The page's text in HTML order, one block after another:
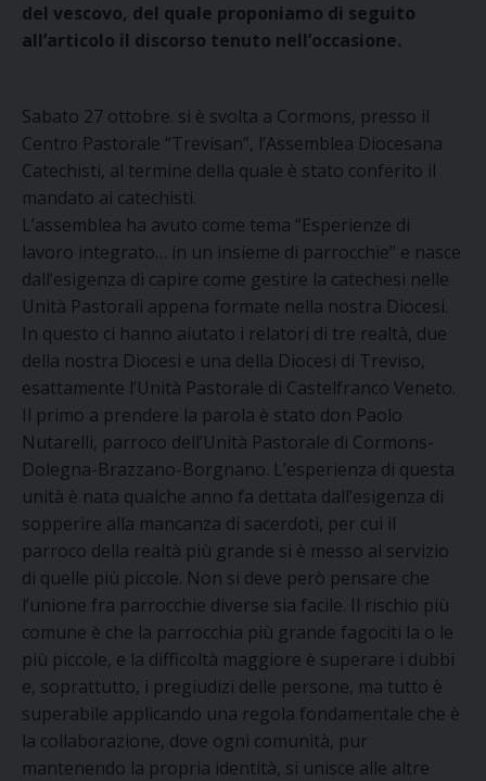
del vescovo, del quale proponiamo di seguito
all’articolo il discorso tenuto nell’occasione.
Sabato 27 ottobre. si è svolta a Cormons, presso il
Centro Pastorale “Trevisan”, l’Assemblea Diocesana
Catechisti, al termine della quale è stato conferito il
mandato ai catechisti.
L’assemblea ha avuto come tema “Esperienze di
lavoro integrato… in un insieme di parrocchie” e nasce
dall’esigenza di capire come gestire la catechesi nelle
Unità Pastorali appena formate nella nostra Diocesi.
In questo ci hanno aiutato i relatori di tre realtà, due
della nostra Diocesi e una della Diocesi di Treviso,
esattamente l’Unità Pastorale di Castelfranco Veneto.
Il primo a prendere la parola è stato don Paolo
Nutarelli, parroco dell’Unità Pastorale di Cormons-
Dolegna-Brazzano-Borgnano. L’esperienza di questa
unità è nata qualche anno fa dettata dall’esigenza di
sopperire alla mancanza di sacerdoti, per cui il
parroco della realtà più grande si è messo al servizio
di quelle più piccole. Non si deve però pensare che
l’unione fra parrocchie diverse sia facile. Il rischio più
comune è che la parrocchia più grande fagociti la o le
più piccole, e la difficoltà maggiore è superare i dubbi
e, soprattutto, i pregiudizi delle persone, ma tutto è
superabile applicando una regola fondamentale che è
la collaborazione, dove ogni comunità, pur
mantenendo la propria identità, si unisce alle altre